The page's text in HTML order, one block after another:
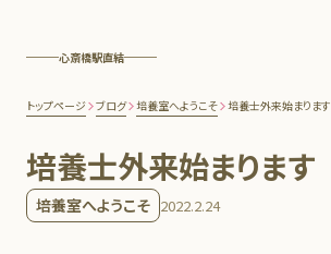
心斎橋駅直結
トップページ ブログ 培養室へようこそ 培養士外来始まります
培養士外来始まります
培養室へようこそ 2022.2.24